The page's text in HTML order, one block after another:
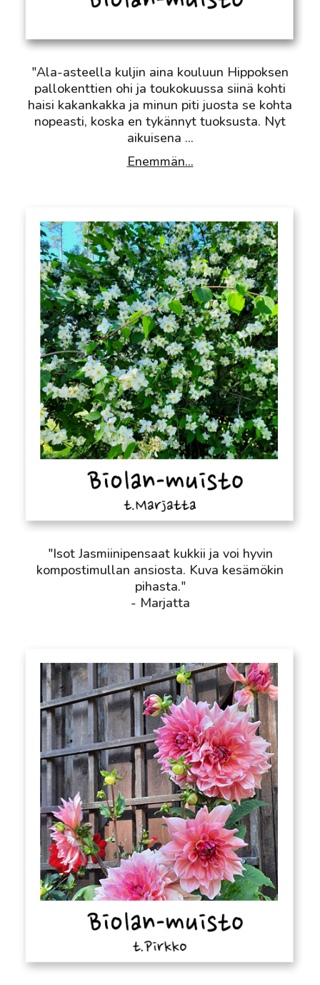
"Ala-asteella kuljin aina kouluun Hippoksen
pallokenttien ohi ja toukokuussa siinä kohti
haisi kakankakka ja minun piti juosta se kohta
nopeasti, koska en tykännyt tuoksusta. Nyt
aikuisena ...
Enemmän...
"Isot Jasmiinipensaat kukkii ja voi hyvin
kompostimullan ansiosta. Kuva kesämökin
pihasta."
- Marjatta